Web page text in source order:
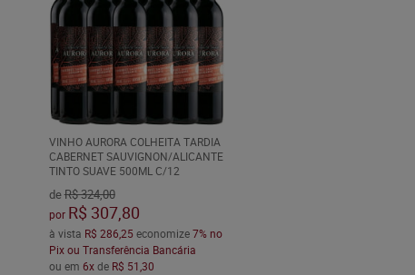
VINHO AURORA COLHEITA TARDIA
CABERNET SAUVIGNON/ALICANTE
TINTO SUAVE 500ML C/12
deR$ 324,00
por R$ 307,80
à vista R$ 286,25economize7% no
Pix ou Transferência Bancária
ou em 6xde R$ 51,30